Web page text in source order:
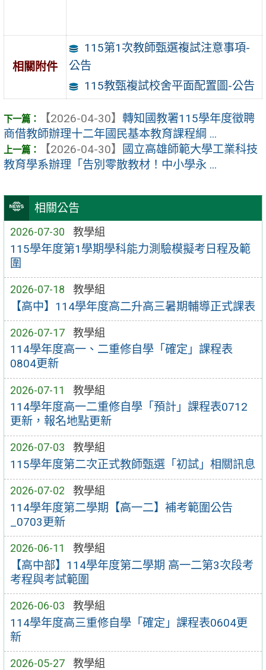
相關公告
2026-07-30 教學組
115學年度第1學期學科能力測驗模擬考日程及範
圍
2026-07-18 教學組
【高中】114學年度高二升高三暑期輔導正式課表
2026-07-17 教學組
114學年度高一、二重修自學「確定」課程表
0804更新
2026-07-11 教學組
114學年度高一二重修自學「預計」課程表0712
更新，報名地點更新
2026-07-03 教學組
115學年度第二次正式教師甄選「初試」相關訊息
2026-07-02 教學組
114學年度第二學期【高一二】補考範圍公告
_0703更新
2026-06-11 教學組
【高中部】114學年度第二學期 高一二第3次段考
考程與考試範圍
2026-06-03 教學組
114學年度高三重修自學「確定」課程表0604更
新
2026-05-27 教學組
相關附件
115第1次教師甄選複試注意事項-
公告
115教甄複試校舍平面配置圖-公告
【2026-04-30】 轉知國教署115學年度徵聘
商借教師辦理十二年國民基本教育課程綱 ...
【2026-04-30】
國立高雄師範大學工業科技
教育學系辦理「告別零散教材！中小學永 ...